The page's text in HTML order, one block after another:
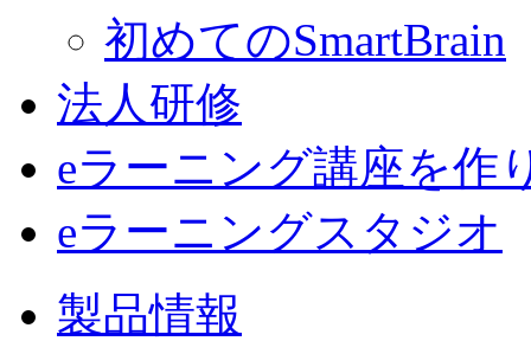
初めてのSmartBrain
法人研修
eラーニング講座を作
eラーニングスタジオ
製品情報